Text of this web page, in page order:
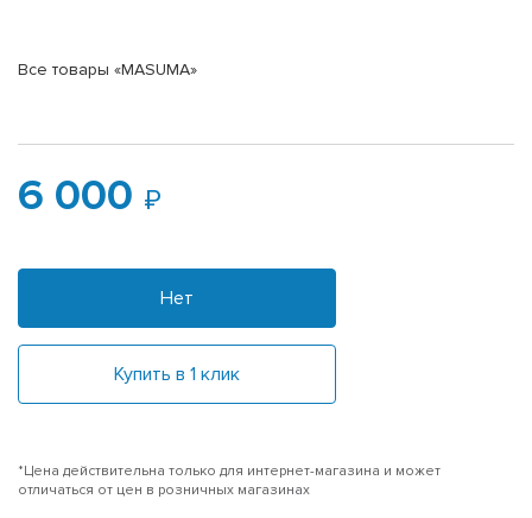
Все товары «MASUMA»
6 000
Нет
Купить в 1 клик
*Цена действительна только для интернет-магазина и может
отличаться от цен в розничных магазинах